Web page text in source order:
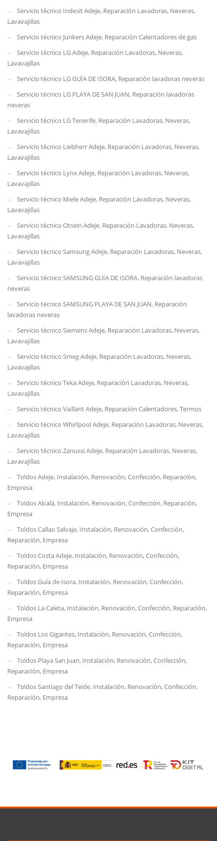
Servicio técnico Indesit Adeje, Reparación Lavadoras, Neveras,
Lavavajillas
Servicio técnico Junkers Adeje, Reparación Calentadores de gas
Servicio técnico LG Adeje, Reparación Lavadoras, Neveras,
Lavavajillas
Servicio técnico LG GUÍA DE ISORA, Reparación lavadoras neveras
Servicio técnico LG PLAYA DE SAN JUAN, Reparación lavadoras
neveras
Servicio técnico LG Tenerife, Reparación Lavadoras, Neveras,
Lavavajillas
Servicio técnico Liebherr Adeje, Reparación Lavadoras, Neveras,
Lavavajillas
Servicio técnico Lynx Adeje, Reparación Lavadoras, Neveras,
Lavavajillas
Servicio técnico Miele Adeje, Reparación Lavadoras, Neveras,
Lavavajillas
Servicio técnico Otsein Adeje, Reparación Lavadoras, Neveras,
Lavavajillas
Servicio técnico Samsung Adeje, Reparación Lavadoras, Neveras,
Lavavajillas
Servicio técnico SAMSUNG GUÍA DE ISORA, Reparación lavadoras
neveras
Servicio técnico SAMSUNG PLAYA DE SAN JUAN, Reparación
lavadoras neveras
Servicio técnico Siemens Adeje, Reparación Lavadoras, Neveras,
Lavavajillas
Servicio técnico Smeg Adeje, Reparación Lavadoras, Neveras,
Lavavajillas
Servicio técnico Teka Adeje, Reparación Lavadoras, Neveras,
Lavavajillas
Servicio técnico Vaillant Adeje, Reparación Calentadores, Termos
Servicio técnico Whirlpool Adeje, Reparación Lavadoras, Neveras,
Lavavajillas
Servicio técnico Zanussi Adeje, Reparación Lavadoras, Neveras,
Lavavajillas
Toldos Adeje, Instalación, Renovación, Confección, Reparación,
Empresa
Toldos Alcalá, Instalación, Renovación, Confección, Reparación,
Empresa
Toldos Callao Salvaje, Instalación, Renovación, Confección,
Reparación, Empresa
Toldos Costa Adeje, Instalación, Renovación, Confección,
Reparación, Empresa
Toldos Guía de Isora, Instalación, Renovación, Confección,
Reparación, Empresa
Toldos La Caleta, Instalación, Renovación, Confección, Reparación,
Empresa
Toldos Los Gigantes, Instalación, Renovación, Confección,
Reparación, Empresa
Toldos Playa San Juan, Instalación, Renovación, Confección,
Reparación, Empresa
Toldos Santiago del Teide, Instalación, Renovación, Confección,
Reparación, Empresa